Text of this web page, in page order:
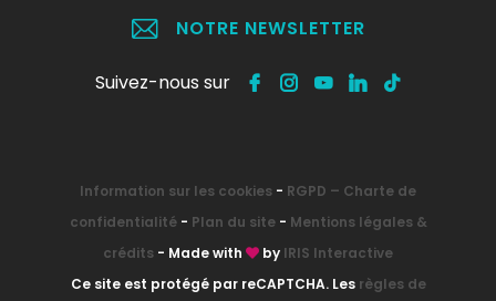
NOTRE NEWSLETTER
Suivez-nous sur
Information sur les cookies - RGPD – Charte de
confidentialité- Plan du site- Mentions légales &
crédits - Made with by IRIS Interactive
Ce site est protégé par reCAPTCHA. Les règles de